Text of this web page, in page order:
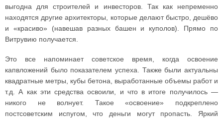
выгодна для строителей и инвесторов. Так как непременно
находятся другие архитекторы, которые делают быстро, дешёво
и «красиво» (навешав разных башен и куполов). Прямо по
Витрувию получается.
Это все напоминает советское время, когда освоение
капвложений было показателем успеха. Также были актуальны
квадратные метры, кубы бетона, выработанные объемы работ и
т.д. А как эти средства освоили, и что в итоге получилось —
никого не волнует. Такое «освоение» подкреплено
постсоветским испугом, что деньги могут пропасть. Яркий